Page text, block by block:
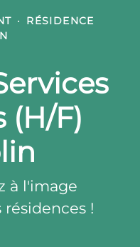
·
RÉSIDENCE
(H/F)
à l'image
!